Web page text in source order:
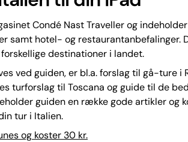
Condé Nast Traveller og
samt hotel- og restaurantanbefalinger.
destinationer i landet.
ved guiden, er bl.a. forslag til gå-ture i
turforslag til Toscana og guide til de
guiden en række gode artikler og
tur i Italien.
og koster 30 kr.